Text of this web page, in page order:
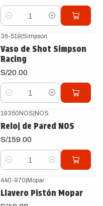
Cantidad
36-519 Simpson
Vaso de Shot Simpson
Racing
S/20.00
Cantidad
19350NOS NOS
Reloj de Pared NOS
S/159.00
Cantidad
440-970 Mopar
Llavero Pistón Mopar